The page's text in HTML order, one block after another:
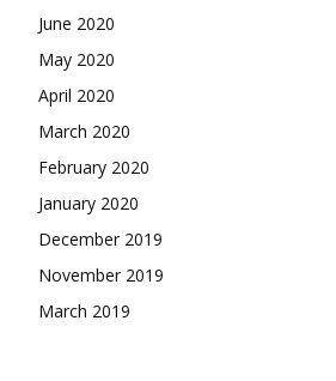
June 2020
May 2020
April 2020
March 2020
February 2020
January 2020
December 2019
November 2019
March 2019